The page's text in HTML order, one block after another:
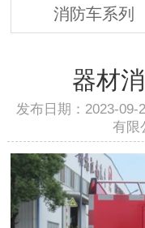
消防车系列
器材
发布日期：2023-
有限